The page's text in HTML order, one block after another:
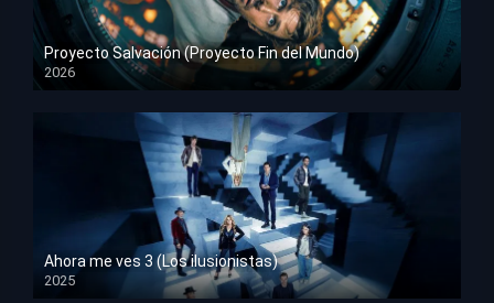
Proyecto Salvación (Proyecto Fin del Mundo)
2026
HD 1080p
Ahora me ves 3 (Los ilusionistas)
2025
HD 1080p